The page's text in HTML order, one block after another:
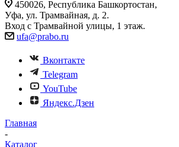
450026, Республика Башкортостан,
Уфа, ул. Трамвайная, д. 2.
Вход с Трамвайной улицы, 1 этаж.
ufa@prabo.ru
Вконтакте
Telegram
YouTube
Яндекс.Дзен
Главная
-
Каталог